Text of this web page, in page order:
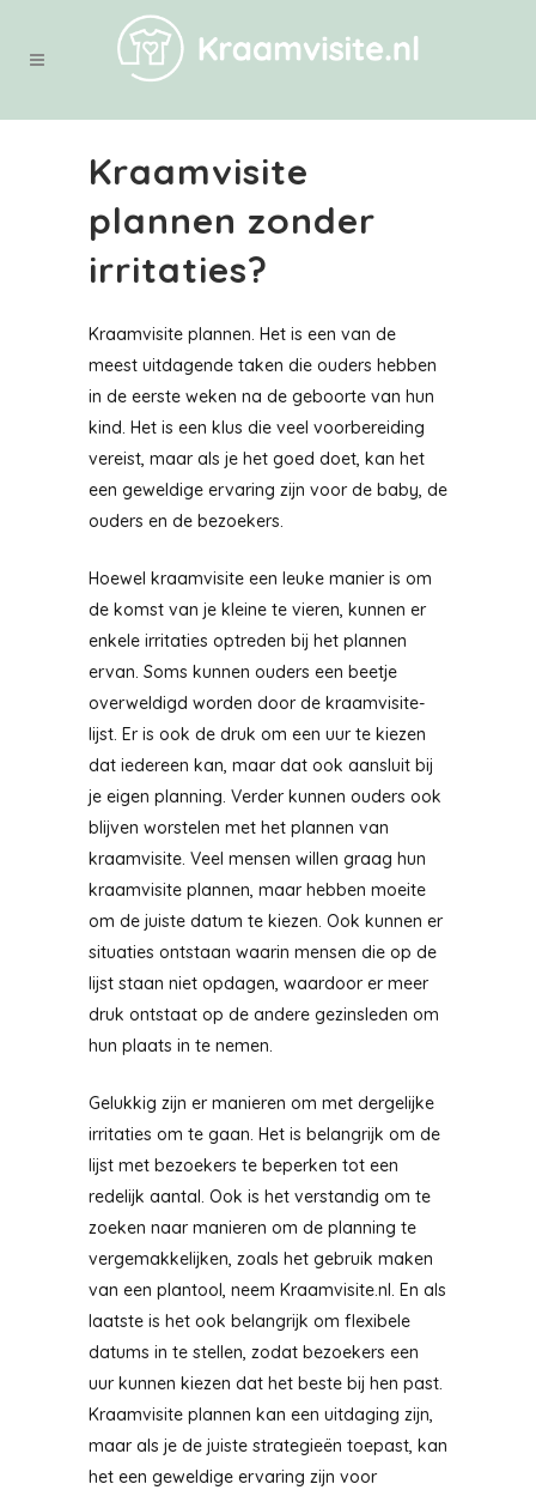
Kraamvisite
plannen zonder
irritaties?
Kraamvisite plannen. Het is een van de
meest uitdagende taken die ouders hebben
in de eerste weken na de geboorte van hun
kind. Het is een klus die veel voorbereiding
vereist, maar als je het goed doet, kan het
een geweldige ervaring zijn voor de baby, de
ouders en de bezoekers.
Hoewel kraamvisite een leuke manier is om
de komst van je kleine te vieren, kunnen er
enkele irritaties optreden bij het plannen
ervan. Soms kunnen ouders een beetje
overweldigd worden door de kraamvisite-
lijst. Er is ook de druk om een uur te kiezen
dat iedereen kan, maar dat ook aansluit bij
je eigen planning. Verder kunnen ouders ook
blijven worstelen met het plannen van
kraamvisite. Veel mensen willen graag hun
kraamvisite plannen, maar hebben moeite
om de juiste datum te kiezen. Ook kunnen er
situaties ontstaan waarin mensen die op de
lijst staan niet opdagen, waardoor er meer
druk ontstaat op de andere gezinsleden om
hun plaats in te nemen.
Gelukkig zijn er manieren om met dergelijke
irritaties om te gaan. Het is belangrijk om de
lijst met bezoekers te beperken tot een
redelijk aantal. Ook is het verstandig om te
zoeken naar manieren om de planning te
vergemakkelijken, zoals het gebruik maken
van een plantool, neem Kraamvisite.nl. En als
laatste is het ook belangrijk om flexibele
datums in te stellen, zodat bezoekers een
uur kunnen kiezen dat het beste bij hen past.
Kraamvisite plannen kan een uitdaging zijn,
maar als je de juiste strategieën toepast, kan
het een geweldige ervaring zijn voor